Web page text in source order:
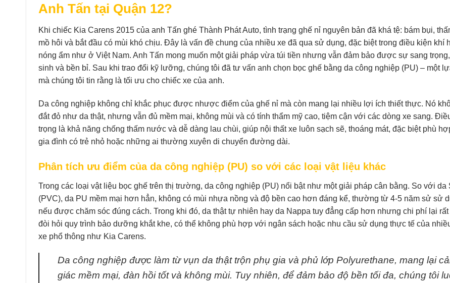
Anh Tấn tại Quận 12?
Khi chiếc Kia Carens 2015 của anh Tấn ghé Thành Phát Auto, tình trạng ghế nỉ nguyên bản đã khá tệ: bám bụi,
mồ hôi và bắt đầu có mùi khó chịu. Đây là vấn đề chung của nhiều xe đã qua sử dụng, đặc biệt trong điều kiện khí
nóng ẩm như ở Việt Nam. Anh Tấn mong muốn một giải pháp vừa túi tiền nhưng vẫn đảm bảo được sự sang
sinh và bền bỉ. Sau khi trao đổi kỹ lưỡng, chúng tôi đã tư vấn anh chọn bọc ghế bằng da công nghiệp (PU) – một
mà chúng tôi tin rằng là tối ưu cho chiếc xe của anh.
Da công nghiệp không chỉ khắc phục được nhược điểm của ghế nỉ mà còn mang lại nhiều lợi ích thiết thực. Nó
đắt đỏ như da thật, nhưng vẫn đủ mềm mại, không mùi và có tính thẩm mỹ cao, tiệm cận với các dòng xe sang.
trọng là khả năng chống thấm nước và dễ dàng lau chùi, giúp nội thất xe luôn sạch sẽ, thoáng mát, đặc biệt phù
gia đình có trẻ nhỏ hoặc những ai thường xuyên di chuyển đường dài.
Phân tích ưu điểm của da công nghiệp (PU) so với các loại vật liệu khác
Trong các loại vật liệu bọc ghế trên thị trường, da công nghiệp (PU) nổi bật như một giải pháp cân bằng. So với da
(PVC), da PU mềm mại hơn hẳn, không có mùi nhựa nồng và độ bền cao hơn đáng kể, thường từ 4-5 năm sử sử
nếu được chăm sóc đúng cách. Trong khi đó, da thật tự nhiên hay da Nappa tuy đẳng cấp hơn nhưng chi phí lại rất
đòi hỏi quy trình bảo dưỡng khắt khe, có thể không phù hợp với ngân sách hoặc nhu cầu sử dụng thực tế của
xe phổ thông như Kia Carens.
Da công nghiệp được làm từ vụn da thật trộn phụ gia và phủ lớp Polyurethane, mang lại
giác mềm mại, đàn hồi tốt và không mùi. Tuy nhiên, để đảm bảo độ bền tối đa, chúng tôi